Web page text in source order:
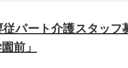
パート介護スタッ
前」